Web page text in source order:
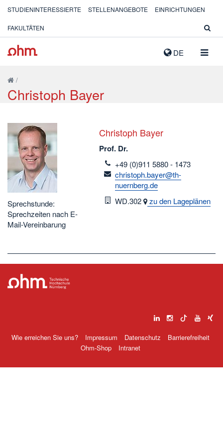
DE
STUDIENINTERESSIERTE STELLENANGEBOTE EINRICHTUNGEN
FAKULTÄTEN
/
Christoph Bayer
Sprechstunde:
Sprechzeiten nach E-
Mail-Vereinbarung
Christoph Bayer
Prof. Dr.
telefon
+49 (0)911 5880 - 1473
email
christoph.bayer@th-
nuernberg.de
Raum
WD.302 zu den Lageplänen
Wie erreichen Sie uns? Impressum Datenschutz
Barrierefreiheit
Ohm-Shop
Intranet